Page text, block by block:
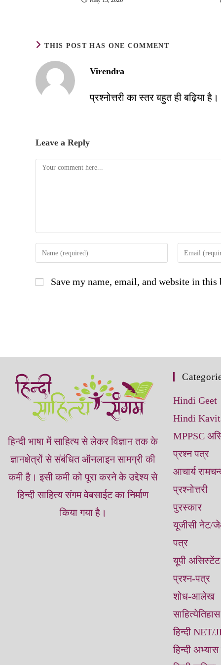
THIS POST HAS ONE COMMENT
Virendra
प्रश्नोत्तरी का स्तर बहुत ही बढ़िया है।
Leave a Reply
Save my name, email, and website in
हिन्‍दी भाषा में साहित्‍य से लेकर विज्ञान तक के
ज्ञानक्षेत्रों से संबंधित ऑनलाइन सामग्री की
कमी है। इसी कमी को पूरा करने के उद्देश्‍य से
हिन्‍दी साहित्‍य संगम वेबसाईट का निर्माण
किया गया है।
Hindi Geet
Hindi
MPPSC
प्रश्न पत्र
आचार्य
प्रश्नोत्तरी
पुरस्कार
यूजीसी नेट/
पत्र
यूपी
प्रश्‍न-पत्र
शोध-आलेख
हिन्‍दी NET/
हिन्‍दी